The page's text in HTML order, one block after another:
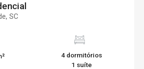
SC
4 dormitórios
1 suíte